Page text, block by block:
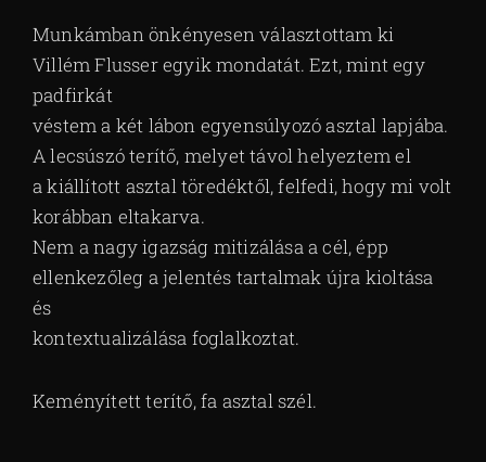
Munkámban önkényesen választottam ki
Villém Flusser egyik mondatát. Ezt, mint egy
padfirkát
véstem a két lábon egyensúlyozó asztal lapjába.
A lecsúszó terítő, melyet távol helyeztem el
a kiállított asztal töredéktől, felfedi, hogy mi volt
korábban eltakarva.
Nem a nagy igazság mitizálása a cél, épp
ellenkezőleg a jelentés tartalmak újra kioltása
és
kontextualizálása foglalkoztat.
Keményített terítő, fa asztal szél.